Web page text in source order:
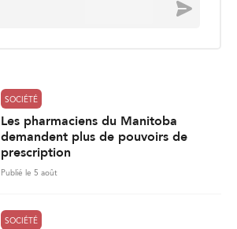
Envoyer
SOCIÉTÉ
Les pharmaciens du Manitoba
demandent plus de pouvoirs de
prescription
Publié le 5 août
SOCIÉTÉ